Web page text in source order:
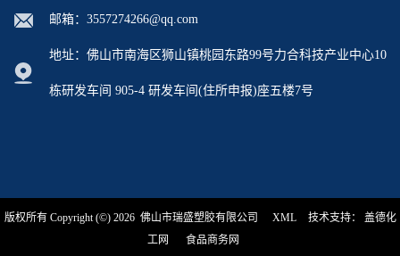
邮箱： 3557274266@qq.com
地址：佛山市南海区狮山镇桃园东路99号力合科技产业中心10
栋研发车间 905-4 研发车间(住所申报)座五楼7号
版权所有 Copyright (©) 2026 佛山市瑞盛塑胶有限公司 XML 技术支持： 盖德化
工网
食品商务网